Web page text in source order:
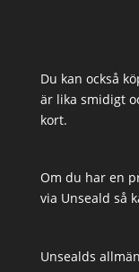
Du kan också
är lika smidigt
kort.
Om du har en
via Unseald så
Unsealds